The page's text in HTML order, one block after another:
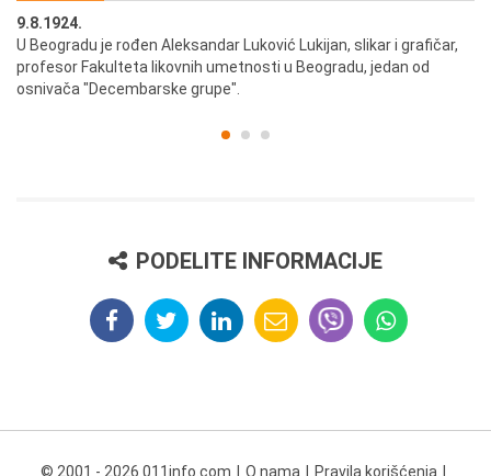
9.8.1924.
U Beogradu je rođen Aleksandar Luković Lukijan, slikar i grafičar,
profesor Fakulteta likovnih umetnosti u Beogradu, jedan od
osnivača "Decembarske grupe".
PODELITE INFORMACIJE
© 2001 - 2026 011info.com O nama Pravila korišćenja